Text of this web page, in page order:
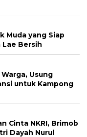
Muda yang Siap
Lae Bersih
Usung
untuk Kampong
Cinta NKRI, Brimob
Dayah Nurul